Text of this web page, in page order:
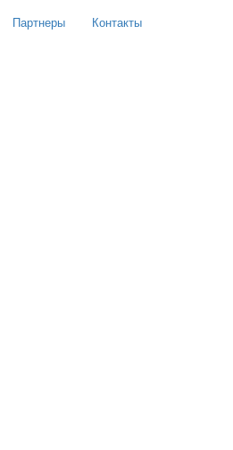
Партнеры Контакты